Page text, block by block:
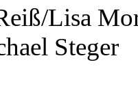
Lisa
Steger